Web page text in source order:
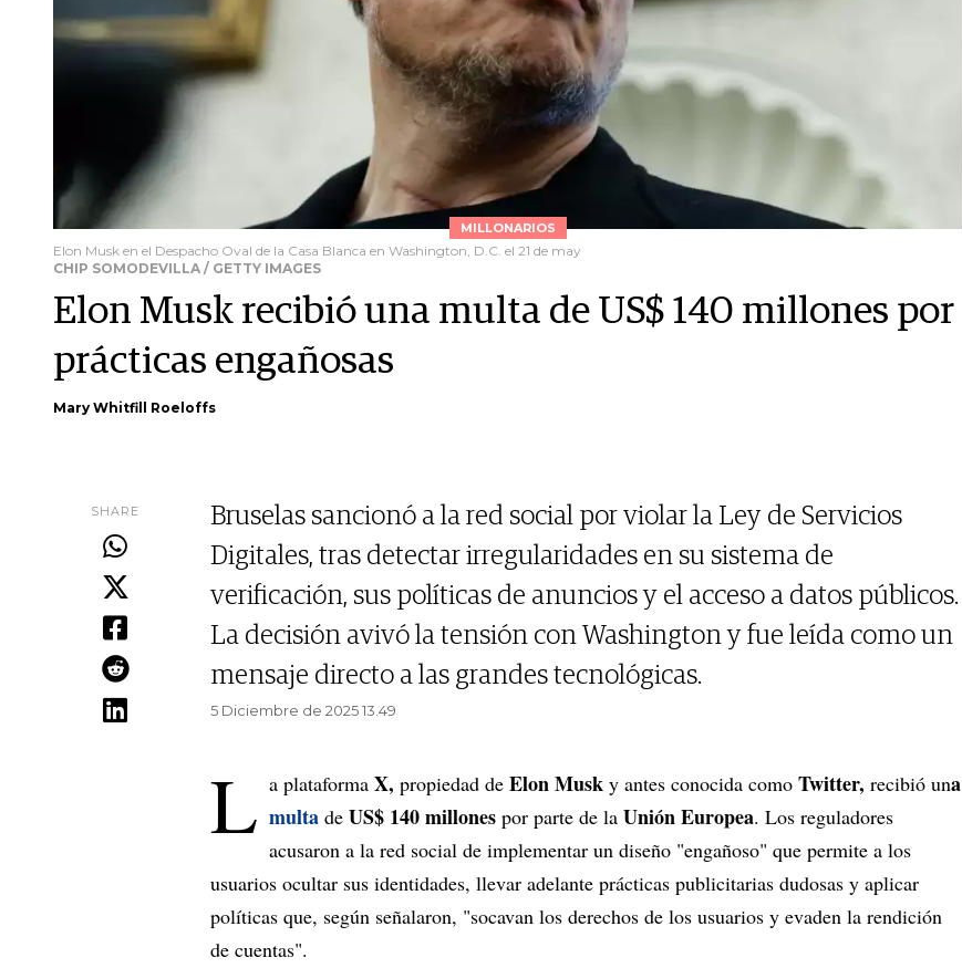
MILLONARIOS
Elon Musk en el Despacho Oval de la Casa Blanca en Washington, D.C. el 21 de may
CHIP SOMODEVILLA / GETTY IMAGES
Elon Musk recibió una multa de US$ 140 millones por
prácticas engañosas
Mary Whitfill Roeloffs
SHARE
Bruselas sancionó a la red social por violar la Ley de Servicios
Digitales, tras detectar irregularidades en su sistema de
verificación, sus políticas de anuncios y el acceso a datos públicos.
La decisión avivó la tensión con Washington y fue leída como un
mensaje directo a las grandes tecnológicas.
5 Diciembre de 2025 13.49
L a plataforma X, propiedad de Elon Musk y antes conocida como Twitter, recibió una
multa de US$ 140 millones por parte de la Unión Europea. Los reguladores
acusaron a la red social de implementar un diseño "engañoso" que permite a los
usuarios ocultar sus identidades, llevar adelante prácticas publicitarias dudosas y aplicar
políticas que, según señalaron, "socavan los derechos de los usuarios y evaden la rendición
de cuentas".